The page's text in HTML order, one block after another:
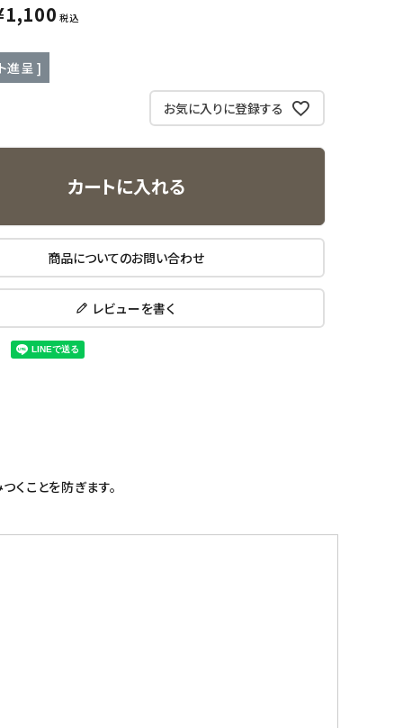
1,100 税込
進呈 ]
お気に入りに登録する
カートに入れる
商品についてのお問い合わせ
レビューを書く
くことを防ぎます。